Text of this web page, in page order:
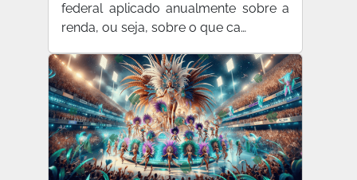
federal aplicado anualmente sobre a
renda, ou seja, sobre o que ca…